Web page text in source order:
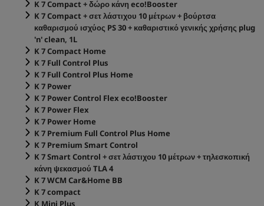
K 7 Compact + δώρο κάνη eco!Booster
K 7 Compact + σετ λάστιχου 10 μέτρων + βούρτσα
καθαρισμού ισχύος PS 30 + καθαριστικό γενικής χρήσης plug
'n' clean, 1L
K 7 Compact Home
K 7 Full Control Plus
K 7 Full Control Plus Home
K 7 Power
K 7 Power Control Flex eco!Booster
K 7 Power Flex
K 7 Power Home
K 7 Premium Full Control Plus Home
K 7 Premium Smart Control
K 7 Smart Control + σετ λάστιχου 10 μέτρων + τηλεσκοπική
κάνη ψεκασμού TLA 4
K 7 WCM Car&Home BB
K 7 compact
K Mini Plus